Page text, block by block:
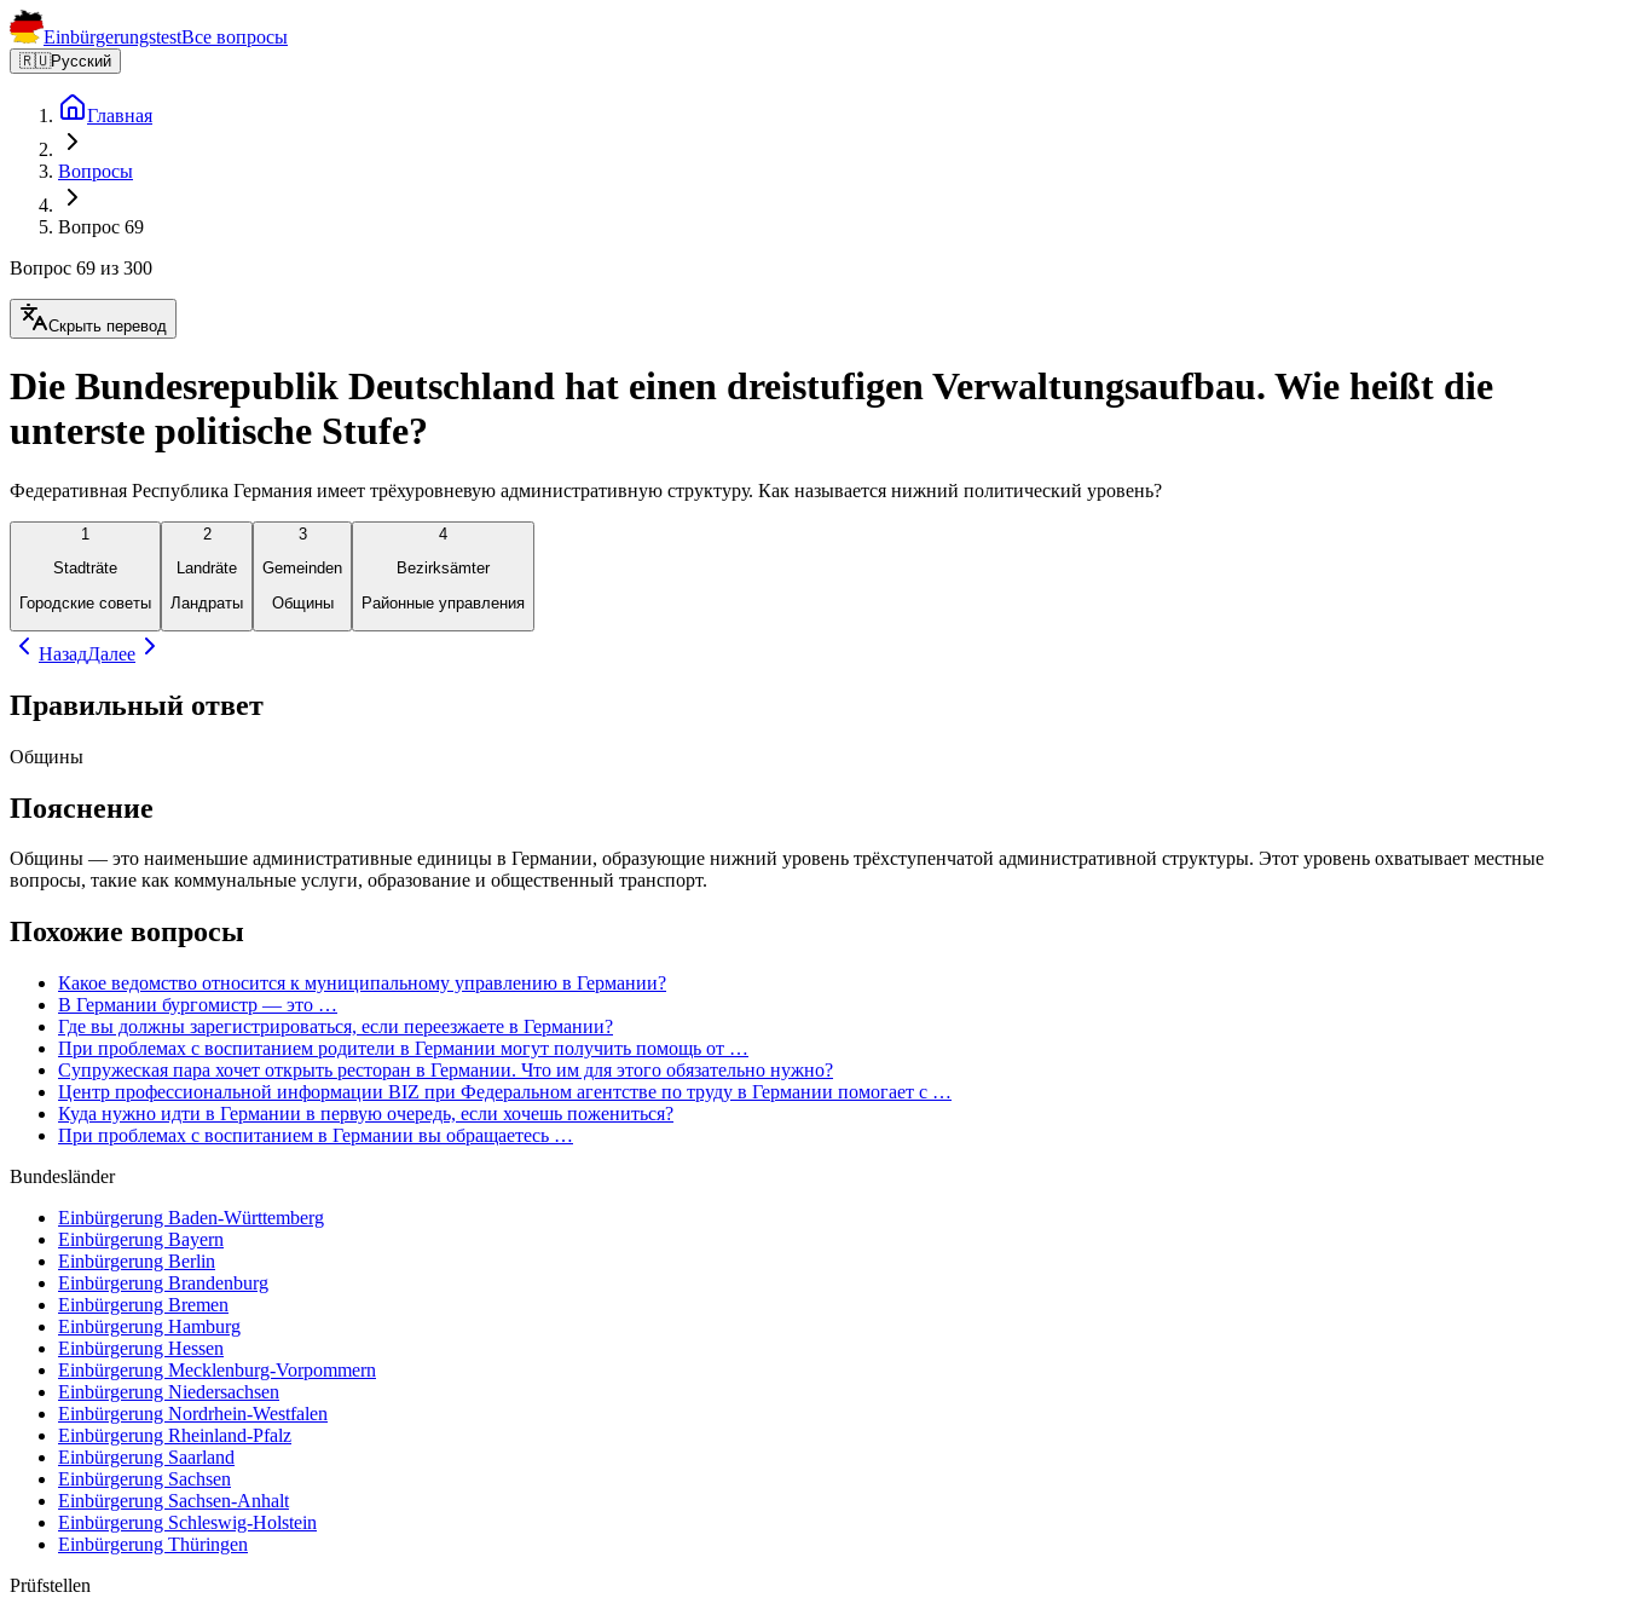
EinbürgerungstestВсе вопросы
🇷🇺Русский
Главная
Вопросы
Вопрос 69
Вопрос 69 из 300
Скрыть перевод
Die Bundesrepublik Deutschland hat einen dreistufigen Verwaltungsaufbau. Wie heißt die
unterste politische Stufe?
Федеративная Республика Германия имеет трёхуровневую административную структуру. Как называется нижний политический уровень?
1
Stadträte
Городские советы
2
Landräte
Ландраты
3
Gemeinden
Общины
4
Bezirksämter
Районные управления
НазадДалее
Правильный ответ
Общины
Пояснение
Общины — это наименьшие административные единицы в Германии, образующие нижний уровень трёхступенчатой административной структуры. Этот уровень охватывает местные
вопросы, такие как коммунальные услуги, образование и общественный транспорт.
Похожие вопросы
Какое ведомство относится к муниципальному управлению в Германии?
В Германии бургомистр — это …
Где вы должны зарегистрироваться, если переезжаете в Германии?
При проблемах с воспитанием родители в Германии могут получить помощь от …
Супружеская пара хочет открыть ресторан в Германии. Что им для этого обязательно нужно?
Центр профессиональной информации BIZ при Федеральном агентстве по труду в Германии помогает с …
Куда нужно идти в Германии в первую очередь, если хочешь пожениться?
При проблемах с воспитанием в Германии вы обращаетесь …
Bundesländer
Einbürgerung Baden-Württemberg
Einbürgerung Bayern
Einbürgerung Berlin
Einbürgerung Brandenburg
Einbürgerung Bremen
Einbürgerung Hamburg
Einbürgerung Hessen
Einbürgerung Mecklenburg-Vorpommern
Einbürgerung Niedersachsen
Einbürgerung Nordrhein-Westfalen
Einbürgerung Rheinland-Pfalz
Einbürgerung Saarland
Einbürgerung Sachsen
Einbürgerung Sachsen-Anhalt
Einbürgerung Schleswig-Holstein
Einbürgerung Thüringen
Prüfstellen